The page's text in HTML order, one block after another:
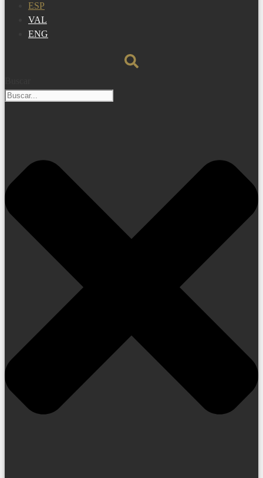
ESP
VAL
ENG